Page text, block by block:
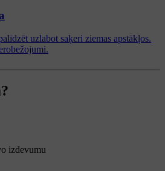
uzlabot saķeri ziemas apstākļos.